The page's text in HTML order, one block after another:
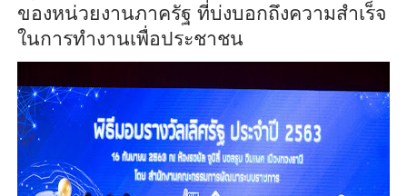
ของหน่วยงานภาครัฐ ที่บ่งบอกถึงความสำเร็จ
ในการทำงานเพื่อประชาชน